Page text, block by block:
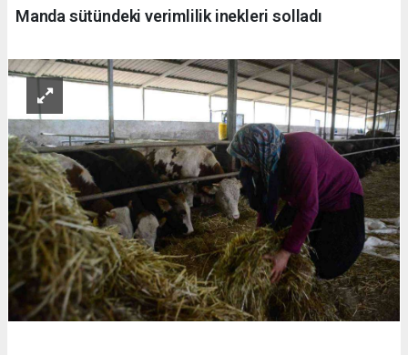
Manda sütündeki verimlilik inekleri solladı